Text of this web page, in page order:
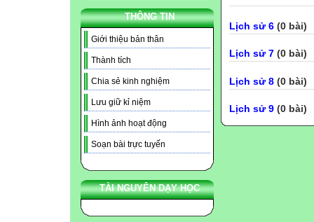
THÔNG TIN
Giới thiệu bản thân
Thành tích
Chia sẻ kinh nghiệm
Lưu giữ kỉ niệm
Hình ảnh hoạt động
Soạn bài trực tuyến
TÀI NGUYÊN DẠY HỌC
Lịch sử 6 (0 bài)
Lịch sử 7 (0 bài)
Lịch sử 8 (0 bài)
Lịch sử 9 (0 bài)